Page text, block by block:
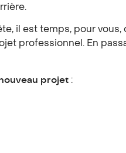
il est temps, pour vous,
professionnel. En
projet :